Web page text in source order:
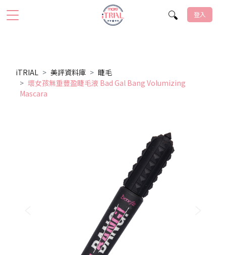
登入
iTRIAL 美評資料庫
睫毛
壞女孩無重豐盈睫毛液 Bad Gal Bang Volumizing
Mascara